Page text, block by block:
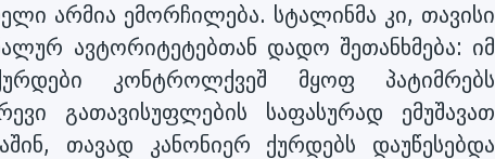
არმია ემორჩილება. სტალინმა კი, თავისი
ავტორიტეტებთან დადო შეთანხმება: იმ
კონტროლქვეშ მყოფ პატიმრებს
გათავისუფლების საფასურად ემუშავათ
თავად კანონიერ ქურდებს დაუწესებდა